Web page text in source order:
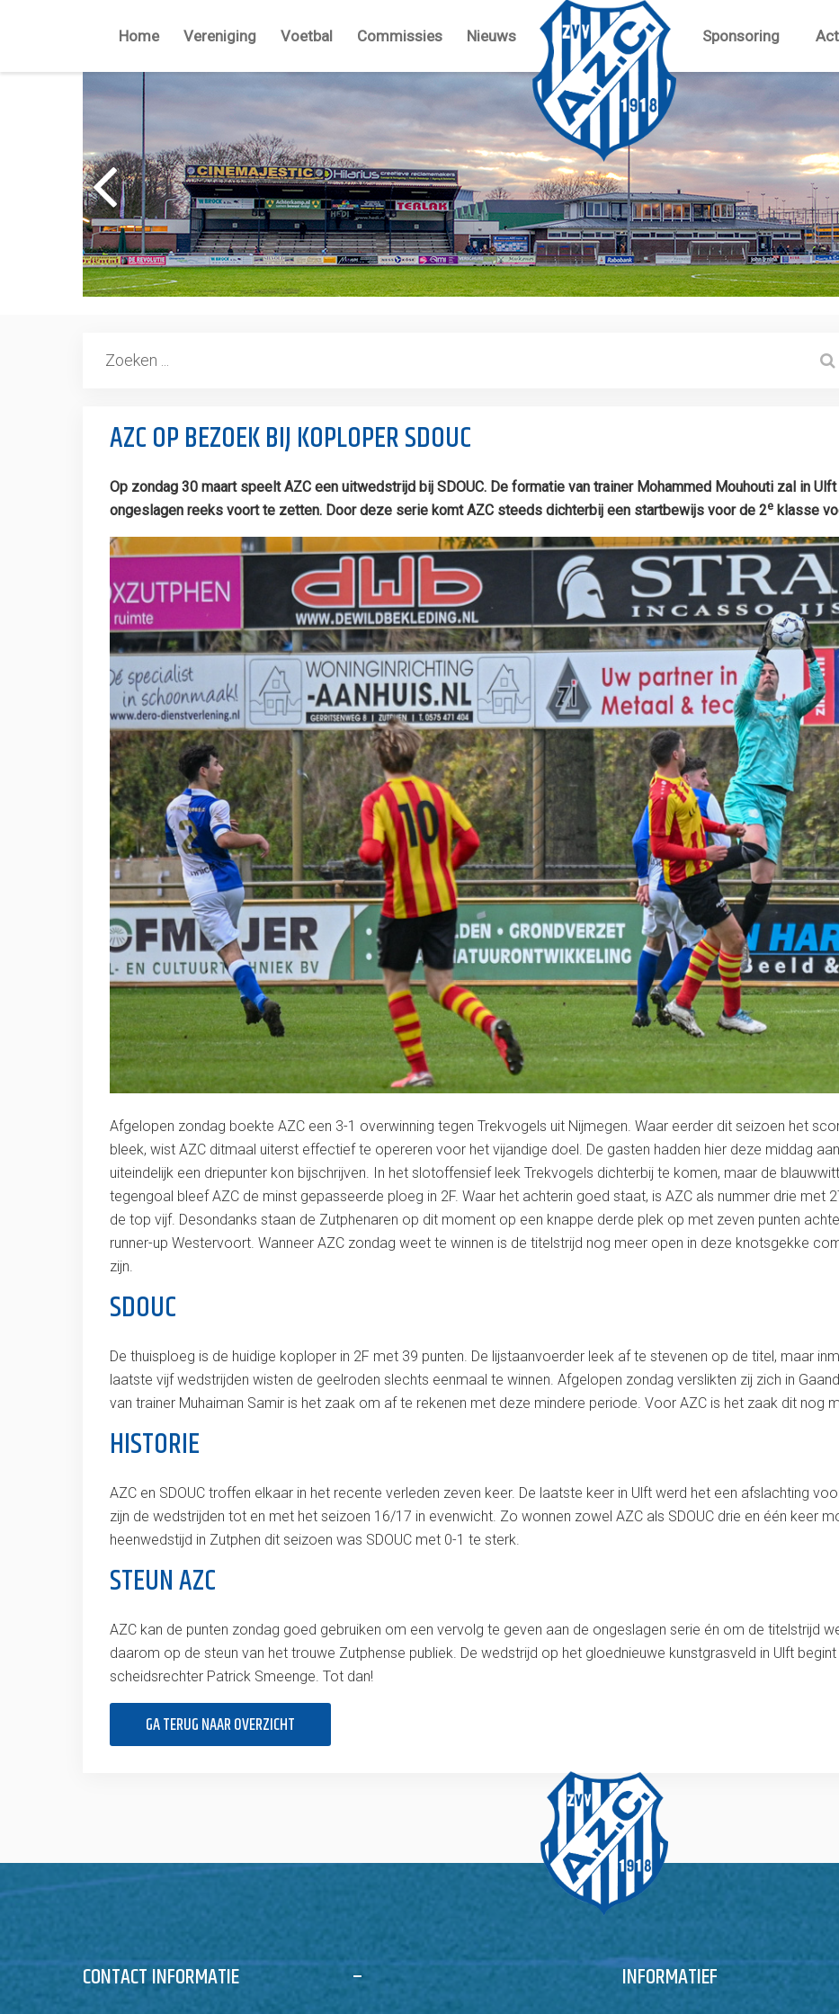
Home Vereniging Voetbal Commissies Nieuws Sponsoring
AZC OP BEZOEK BIJ KOPLOPER SDOUC
Op zondag 30 maart speelt AZC een uitwedstrijd bij SDOUC. De formatie van trainer Mohammed Mouhouti zal in
ongeslagen reeks voort te zetten. Door deze serie komt AZC steeds dichterbij een startbewijs voor de 2e klasse
Afgelopen zondag boekte AZC een 3-1 overwinning tegen Trekvogels uit Nijmegen. Waar eerder dit seizoen het
bleek, wist AZC ditmaal uiterst effectief te opereren voor het vijandige doel. De gasten hadden hier deze middag
uiteindelijk een driepunter kon bijschrijven. In het slotoffensief leek Trekvogels dichterbij te komen, maar de
tegengoal bleef AZC de minst gepasseerde ploeg in 2F. Waar het achterin goed staat, is AZC als nummer drie met
de top vijf. Desondanks staan de Zutphenaren op dit moment op een knappe derde plek op met zeven punten
runner-up Westervoort. Wanneer AZC zondag weet te winnen is de titelstrijd nog meer open in deze knotsgekke
zijn.
SDOUC
De thuisploeg is de huidige koploper in 2F met 39 punten. De lijstaanvoerder leek af te stevenen op de titel, maar
laatste vijf wedstrijden wisten de geelroden slechts eenmaal te winnen. Afgelopen zondag verslikten zij zich in
van trainer Muhaiman Samir is het zaak om af te rekenen met deze mindere periode. Voor AZC is het zaak dit nog
HISTORIE
AZC en SDOUC troffen elkaar in het recente verleden zeven keer. De laatste keer in Ulft werd het een afslachting
zijn de wedstrijden tot en met het seizoen 16/17 in evenwicht. Zo wonnen zowel AZC als SDOUC drie en één keer
heenwedstijd in Zutphen dit seizoen was SDOUC met 0-1 te sterk.
STEUN AZC
AZC kan de punten zondag goed gebruiken om een vervolg te geven aan de ongeslagen serie én om de titelstrijd
daarom op de steun van het trouwe Zutphense publiek. De wedstrijd op het gloednieuwe kunstgrasveld in Ulft
scheidsrechter Patrick Smeenge. Tot dan!
GA TERUG NAAR OVERZICHT
CONTACT INFORMATIE – INFORMATIEF